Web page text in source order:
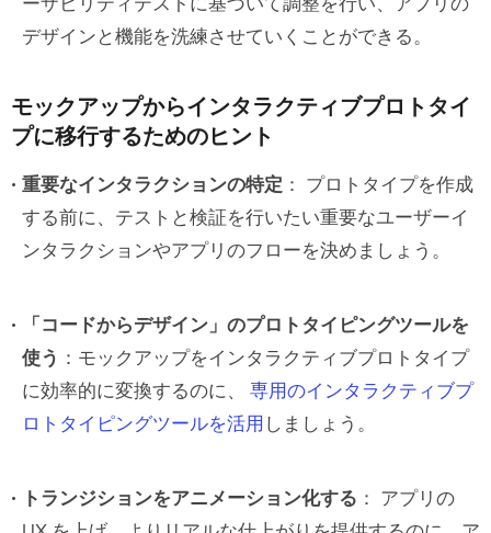
デザインと機能を洗練させていくことができる。
モックアップからインタラクティブプロトタイ
プに移行するためのヒント
重要なインタラクションの特定 ： プロトタイプを作成
する前に、テストと検証を行いたい重要なユーザーイ
ンタラクションやアプリのフローを決めましょう。
「コードからデザイン」のプロトタイピングツールを
使う ：モックアップをインタラクティブプロトタイプ
に効率的に変換するのに、 専用のインタラクティブプ
ロトタイピングツールを活用 しましょう。
トランジションをアニメーション化する ： アプリの